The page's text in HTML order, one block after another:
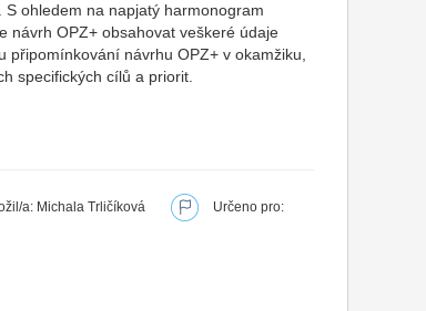
ohledem na napjatý harmonogram
návrh OPZ+ obsahovat veškeré údaje
návrhu OPZ+ v okamžiku,
specifických cílů a priorit.
a: Michala Trličíková
Určeno pro: